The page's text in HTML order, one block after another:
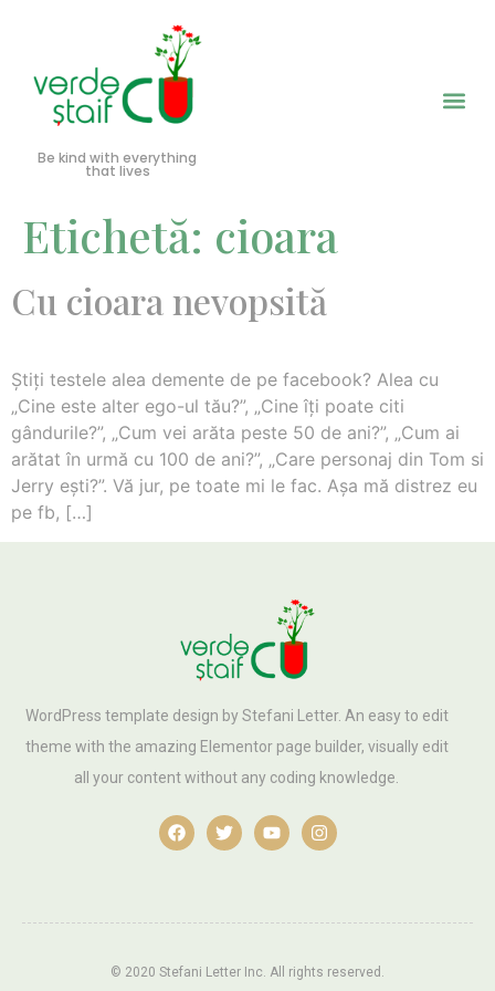
Be kind with everything
that lives
Etichetă: cioara
Cu cioara nevopsită
Ştiţi testele alea demente de pe facebook? Alea cu
„Cine este alter ego-ul tău?”, „Cine îţi poate citi
gândurile?”, „Cum vei arăta peste 50 de ani?”, „Cum ai
arătat în urmă cu 100 de ani?”, „Care personaj din Tom si
Jerry eşti?”. Vă jur, pe toate mi le fac. Aşa mă distrez eu
pe fb, […]
WordPress template design by Stefani Letter. An easy to edit
theme with the amazing Elementor page builder, visually edit
all your content without any coding knowledge.
© 2020 Stefani Letter Inc. All rights reserved.